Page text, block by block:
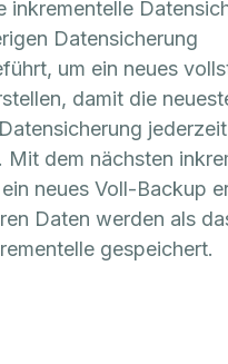
inkrementelle
Datensicherung
um ein neues
damit die
jederzeit
dem nächsten
neues Voll-Backup
Daten werden als
gespeichert.